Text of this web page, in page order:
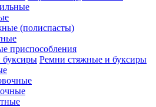
(полиспасты)
приспособления
Ремни стяжные и буксиры